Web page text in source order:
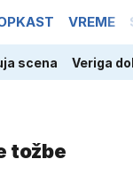
VREME
scena Veriga
tožbe